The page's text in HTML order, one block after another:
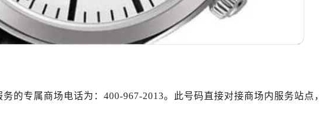
号万科金融中心C座12层1205室（需提前预约）
号民盈国贸中心T1写字楼9层907室（需提前预约）
号恒隆广场写字楼1座11层1104室（需提前预约）
融广场写字楼16层1603室（需提前预约）
号世界贸易大厦38层09室（需提前预约）
王大厦12楼1224室（需提前预约）
的专属商场电话为：400-967-2013。此号码直接对接商场内服务站点，